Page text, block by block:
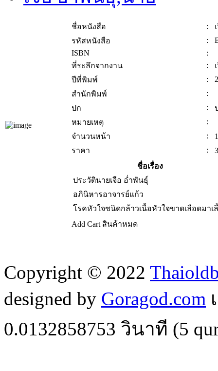
ชื่อหนังสือ :
รหัสหนังสือ
:
ISBN
:
ที่ระลึกจากงาน
:
ปีที่พิมพ์
:
สำนักพิมพ์
:
ปก
:
หมายเหตุ
:
จำนวนหน้า
:
ราคา
:
ชื่อเรื่อง
ประวัตินายเจือ อ่ำพันธ์ุ
อภินิหารอาจารย์แก้ว
โรคหัวใจชนิดกล้าวเนื้อหัวใจขาดเลือดมาเ
Add Cart สินค้าหมด
Copyright © 2022
designed by Goragod.com
0.0132858753 วินาที (5